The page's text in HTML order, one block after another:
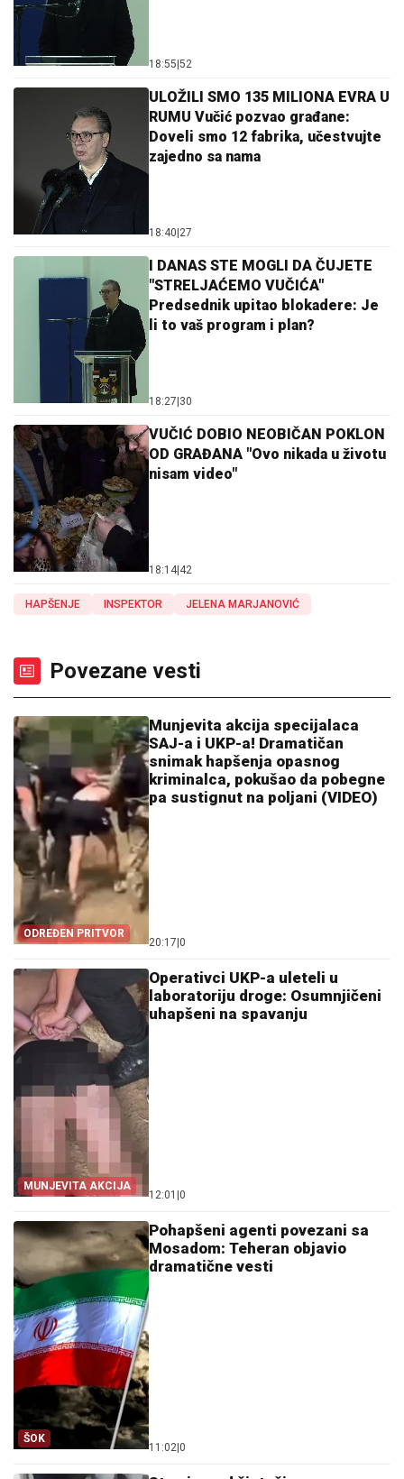
18:55 52
ULOŽILI SMO 135 MILIONA EVRA U
RUMU Vučić pozvao građane:
Doveli smo 12 fabrika, učestvujte
zajedno sa nama
18:40 27
I DANAS STE MOGLI DA ČUJETE
"STRELJAĆEMO VUČIĆA"
Predsednik upitao blokadere: Je
li to vaš program i plan?
18:27 30
VUČIĆ DOBIO NEOBIČAN POKLON
OD GRAĐANA "Ovo nikada u životu
nisam video"
18:14 42
HAPŠENJE INSPEKTOR JELENA MARJANOVIĆ
Povezane vesti
ODREĐEN PRITVOR
Munjevita akcija specijalaca
SAJ-a i UKP-a! Dramatičan
snimak hapšenja opasnog
kriminalca, pokušao da pobegne
pa sustignut na poljani (VIDEO)
20:17 0
MUNJEVITA AKCIJA
Operativci UKP-a uleteli u
laboratoriju droge: Osumnjičeni
uhapšeni na spavanju
12:01 0
ŠOK
Pohapšeni agenti povezani sa
Mosadom: Teheran objavio
dramatične vesti
11:02 0